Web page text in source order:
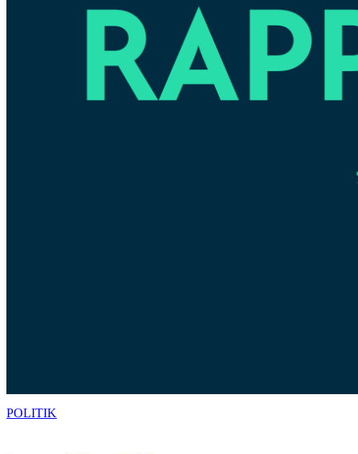
POLITIK